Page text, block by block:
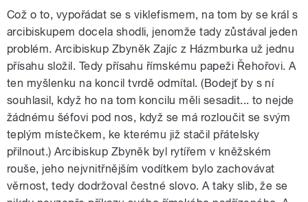
Což o to, vypořádat se s viklefismem, na tom by se král s
arcibiskupem docela shodli, jenomže tady zůstával jeden
problém. Arcibiskup Zbyněk Zajíc z Házmburka už jednu
přísahu složil. Tedy přísahu římskému papeži Řehořovi. A
ten myšlenku na koncil tvrdě odmítal. (Bodejť by s ní
souhlasil, když ho na tom koncilu měli sesadit... to nejde
žádnému šéfovi pod nos, když se má rozloučit se svým
teplým místečkem, ke kterému již stačil přátelsky
přilnout.) Arcibiskup Zbyněk byl rytířem v kněžském
rouše, jeho nejvnitřnějším vodítkem bylo zachovávat
věrnost, tedy dodržoval čestné slovo. A taky slib, že se